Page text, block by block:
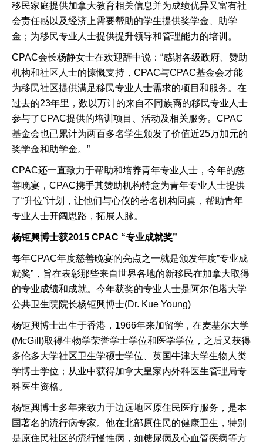
移民家庭提供加拿大教育相关信息并为成绩优异又富有社
会责任感以及经济上需要帮助的学生提供奖学金、助学
金；为移民专业人士提供提升领导和管理能力的培训。
CPAC会长杨静女士在欢迎辞中说：“感谢各级政府、赞助
机构和社区人士的慷慨支持，CPAC与CPAC基金会才能
为移民社区提供满足移民专业人士需求的项目和服务。在
过去的23年里，数以万计的来自不同族裔的移民专业人士
参与了CPAC提供的培训项目、活动及相关服务。CPAC
基金会也已累计为两百多名学生颁发了价值近25万加元的
奖学金和助学金。”
CPAC还一直致力于帮助和培养青年专业人士，今年的慈
善晚宴，CPAC携手其赞助机构特意为青年专业人士提供
了“升位”计划，让他们与心仪的著名机构同桌，帮助青年
专业人士开阔思路，拓展人脉。
杨钜興博士获2015 CPAC “专业成就奖”
每年CPAC年度慈善晚宴的亮点之一就是颁发年度”专业成
就奖”，旨在表彰那些来自世界各地的新移民在加拿大取得
的专业成绩和成就。今年获奖的专业人士是阿尔伯塔大学
公共卫生院院长杨钜興博士(Dr. Kue Young)
杨钜興博士出生于香港，1966年来加留学，在麦基尔大学
(McGill)取得生物学荣誉学士学位和医学学位，之后又获得
多伦多大学社区卫生学硕士学位、英国牛津大学生物人类
学博士学位；从业中获得加拿大皇家内外科医生管理局专
科医生资格。
杨钜興博士多年来致力于边远地区原住民医疗服务，是本
国著名的流行病专家。他在北部原住民的健康卫生，特别
是原住民社区的流行慢性病，如糖尿病及心血管疾病等方